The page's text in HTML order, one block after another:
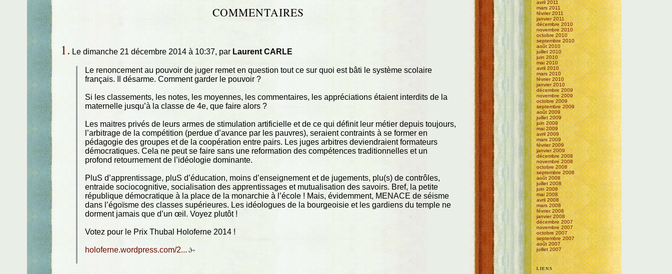
COMMENTAIRES
1. Le dimanche 21 décembre 2014 à 10:37, par Laurent CARLE
Le renoncement au pouvoir de juger remet en question tout ce sur quoi est bâti le système scolaire
français. Il désarme. Comment garder le pouvoir ?
Si les classements, les notes, les moyennes, les commentaires, les appréciations étaient interdits de la
maternelle jusqu’à la classe de 4e, que faire alors ?
Les maitres privés de leurs armes de stimulation artificielle et de ce qui définit leur métier depuis toujours,
l’arbitrage de la compétition (perdue d’avance par les pauvres), seraient contraints à se former en
pédagogie des groupes et de la coopération entre pairs. Les juges arbitres deviendraient formateurs
démocratiques. Cela ne peut se faire sans une reformation des compétences traditionnelles et un
profond retournement de l’idéologie dominante.
PluS d’apprentissage, pluS d’éducation, moins d’enseignement et de jugements, plu(s) de contrôles,
entraide sociocognitive, socialisation des apprentissages et mutualisation des savoirs. Bref, la petite
république démocratique à la place de la monarchie à l’école ! Mais, évidemment, MENACE de séisme
dans l’égoïsme des classes supérieures. Les idéologues de la bourgeoisie et les gardiens du temple ne
dorment jamais que d’un œil. Voyez plutôt !
Votez pour le Prix Thubal Holoferne 2014 !
holoferne.wordpress.com/2...
avril 2011
mars 2011
février 2011
janvier 2011
décembre 2010
novembre 2010
octobre 2010
septembre 2010
août 2010
juillet 2010
juin 2010
mai 2010
avril 2010
mars 2010
février 2010
janvier 2010
décembre 2009
novembre 2009
octobre 2009
septembre 2009
août 2009
juillet 2009
juin 2009
mai 2009
avril 2009
mars 2009
février 2009
janvier 2009
décembre 2008
novembre 2008
octobre 2008
septembre 2008
août 2008
juillet 2008
juin 2008
mai 2008
avril 2008
mars 2008
février 2008
janvier 2008
décembre 2007
novembre 2007
octobre 2007
septembre 2007
août 2007
juillet 2007
LIENS